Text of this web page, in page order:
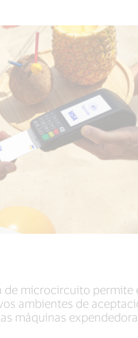
de microcircuito permite
ambientes de
máquinas